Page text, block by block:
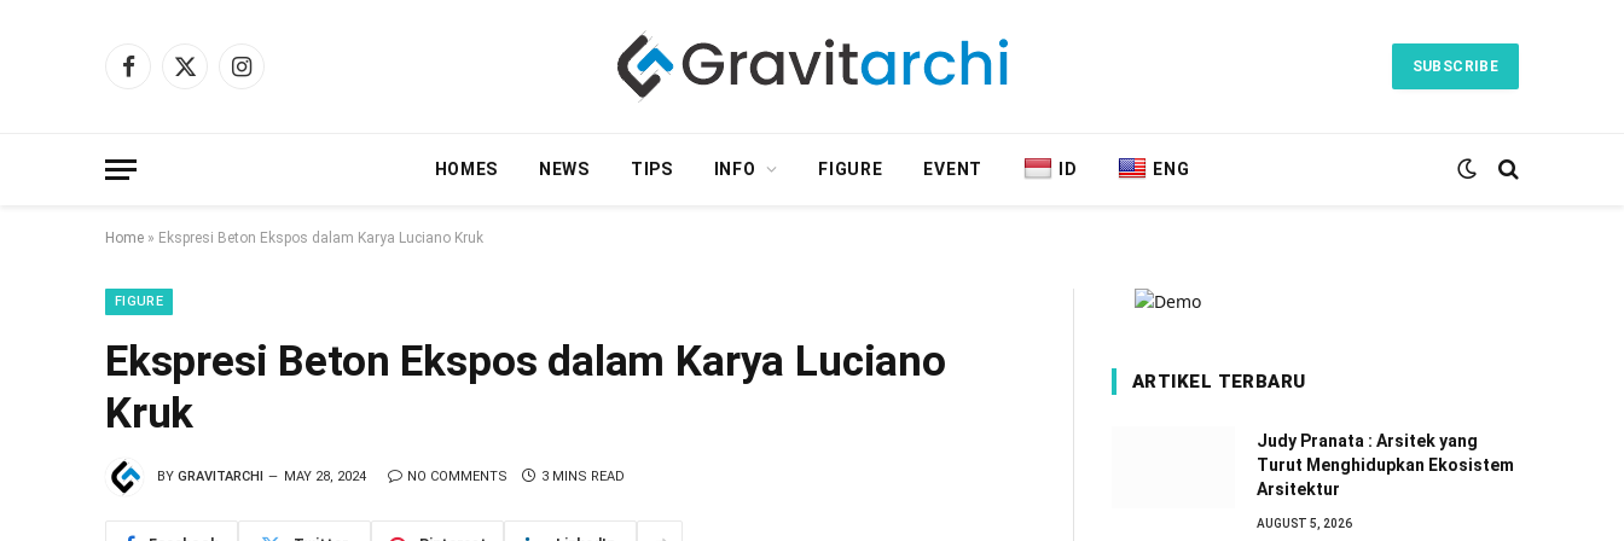
Facebook
X
Instagram SUBSCRIBE
HOMES NEWS TIPS INFO FIGURE EVENT ID ENG
Home » Ekspresi Beton Ekspos dalam Karya Luciano Kruk
FIGURE
Ekspresi Beton Ekspos dalam Karya Luciano
Kruk
BY GRAVITARCHI MAY 28, 2024 NO COMMENTS 3 MINS READ
ARTIKEL TERBARU
Judy Pranata : Arsitek yang
Turut Menghidupkan Ekosistem
Arsitektur
AUGUST 5, 2026